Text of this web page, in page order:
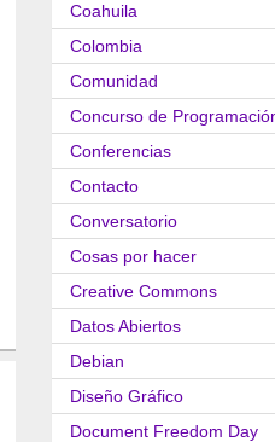
Coahuila
Colombia
Comunidad
Concurso de
Conferencias
Contacto
Conversatorio
Cosas por hacer
Creative Commons
Datos Abiertos
Debian
Diseño Gráfico
Document Freedom Day